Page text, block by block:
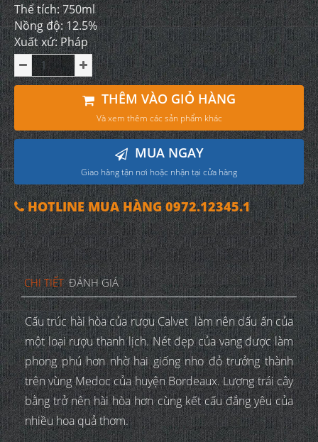
Thể tích: 750ml
Nồng độ: 12.5%
Xuất xứ: Pháp
THÊM VÀO GIỎ HÀNG
Và xem thêm các sản phẩm khác
MUA NGAY
Giao hàng tận nơi hoặc nhận tại cửa hàng
HOTLINE MUA HÀNG 0972.12345.1
CHI TIẾT ĐÁNH GIÁ
Cấu trúc hài hòa của rượu Calvet làm nên dấu ấn của
một loại rượu thanh lịch. Nét đẹp của vang được làm
phong phú hơn nhờ hai giống nho đỏ trưởng thành
trên vùng Medoc của huyện Bordeaux. Lượng trái cây
bằng trở nên hài hòa hơn cùng kết cấu đắng yêu của
nhiều hoa quả thơm.